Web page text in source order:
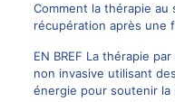
Comment la thérapie
récupération après une
EN BREF La thérapie
non invasive utilisant
énergie pour soutenir